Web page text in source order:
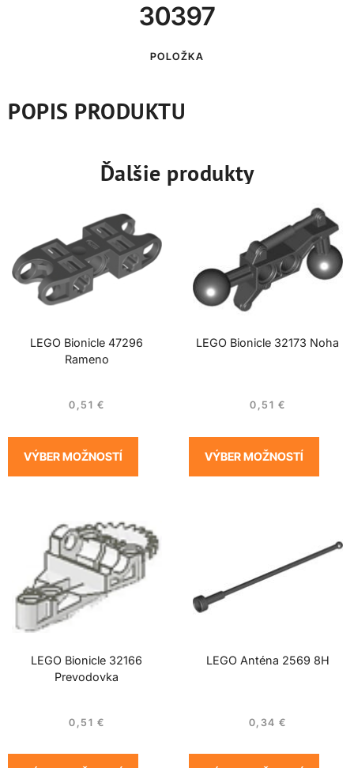
30397
POLOŽKA
POPIS PRODUKTU
Ďalšie produkty
LEGO Bionicle 47296
Rameno
0,51 €
VÝBER MOŽNOSTÍ
LEGO Bionicle 32173 Noha
0,51 €
VÝBER MOŽNOSTÍ
LEGO Bionicle 32166
Prevodovka
0,51 €
LEGO Anténa 2569 8H
0,34 €